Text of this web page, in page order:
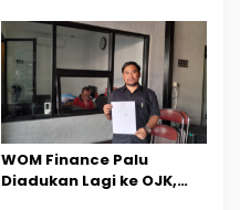
Percepatan Pemulihan
‎WOM Finance Palu
Diadukan Lagi ke OJK,